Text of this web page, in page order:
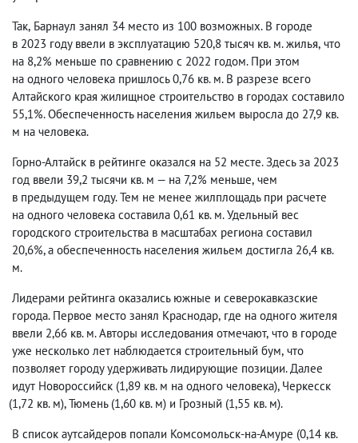
Так, Барнаул занял 34 место из 100 возможных. В городе
в 2023 году ввели в эксплуатацию 520,8 тысяч кв. м. жилья, что
на 8,2% меньше по сравнению с 2022 годом. При этом
на одного человека пришлось 0,76 кв. м. В разрезе всего
Алтайского края жилищное строительство в городах составило
55,1%. Обеспеченность населения жильем выросла до 27,9 кв.
м на человека.
Горно-Алтайск в рейтинге оказался на 52 месте. Здесь за 2023
год ввели 39,2 тысячи кв. м — на 7,2% меньше, чем
в предыдущем году. Тем не менее жилплощадь при расчете
на одного человека составила 0,61 кв. м. Удельный вес
городского строительства в масштабах региона составил
20,6%, а обеспеченность населения жильем достигла 26,4 кв.
м.
Лидерами рейтинга оказались южные и северокавказские
города. Первое место занял Краснодар, где на одного жителя
ввели 2,66 кв. м. Авторы исследования отмечают, что в городе
уже несколько лет наблюдается строительный бум, что
позволяет городу удерживать лидирующие позиции. Далее
идут Новороссийск (1,89 кв. м на одного человека), Черкесск
(1,72 кв. м), Тюмень (1,60 кв. м) и Грозный (1,55 кв. м).
В список аутсайдеров попали Комсомольск-на-Амуре (0,14 кв.